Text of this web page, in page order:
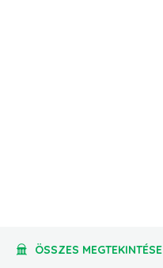
ÖSSZES MEGTEKINTÉSE